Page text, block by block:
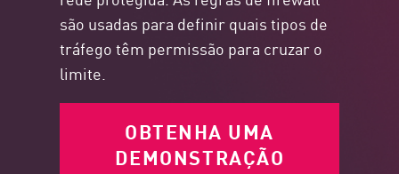
são usadas para definir quais tipos de
tráfego têm permissão para cruzar o
limite.
OBTENHA UMA
DEMONSTRAÇÃO